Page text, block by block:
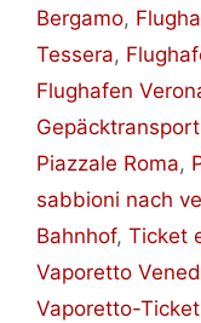
Bergamo,
Tessera,
Flughafen
Piazzale Roma,
sabbioni nach
Bahnhof, Ticket
Vaporetto
Vaporetto-Ticket